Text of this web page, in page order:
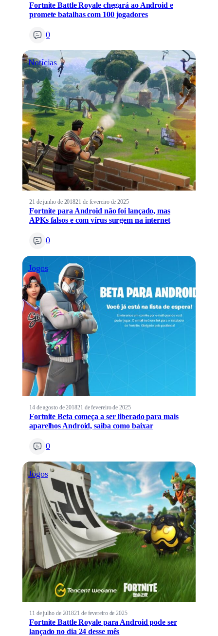
Fortnite Battle Royale chegará ao Android e
promete batalhas com 100 jogadores
0
Notícias
21 de junho de 201821 de fevereiro de 2025
Fortnite para Android não foi lançado, mas
APKs falsos e com vírus surgem na internet
0
Jogos
14 de agosto de 201821 de fevereiro de 2025
Fortnite Beta começa a ser liberado para mais
aparelhos Android, saiba como baixar
0
Jogos
11 de julho de 201821 de fevereiro de 2025
Fortnite Battle Royale para Android pode ser
lançado no dia 24 desse mês